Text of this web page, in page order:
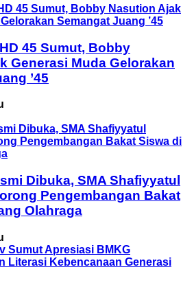
45 Sumut, Bobby
Generasi Muda Gelorakan
’45
Dibuka, SMA Shafiyyatul
Pengembangan Bakat
Olahraga